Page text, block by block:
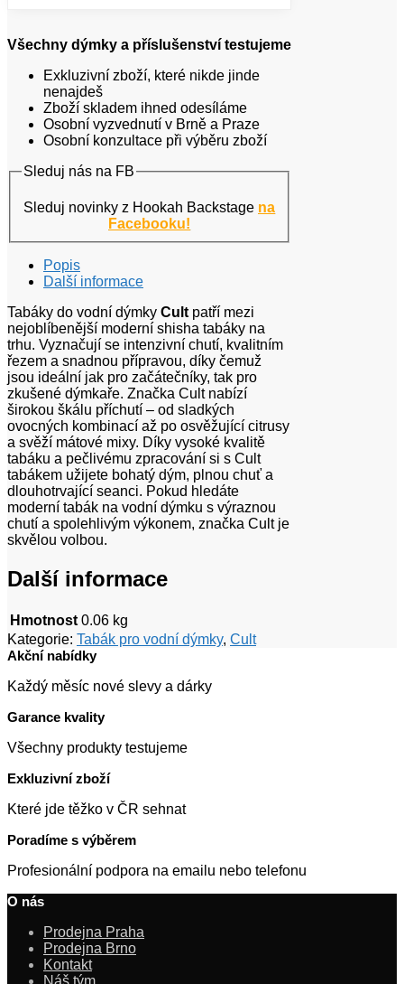
Všechny dýmky a příslušenství testujeme
Exkluzivní zboží, které nikde jinde
nenajdeš
Zboží skladem ihned odesíláme
Osobní vyzvednutí v Brně a Praze
Osobní konzultace při výběru zboží
Sleduj nás na FB
Sleduj novinky z Hookah Backstage na
Facebooku!
Popis
Další informace
Tabáky do vodní dýmky Cult patří mezi
nejoblíbenější moderní shisha tabáky na
trhu. Vyznačují se intenzivní chutí, kvalitním
řezem a snadnou přípravou, díky čemuž
jsou ideální jak pro začátečníky, tak pro
zkušené dýmkaře. Značka Cult nabízí
širokou škálu příchutí – od sladkých
ovocných kombinací až po osvěžující citrusy
a svěží mátové mixy. Díky vysoké kvalitě
tabáku a pečlivému zpracování si s Cult
tabákem užijete bohatý dým, plnou chuť a
dlouhotrvající seanci. Pokud hledáte
moderní tabák na vodní dýmku s výraznou
chutí a spolehlivým výkonem, značka Cult je
skvělou volbou.
Další informace
Hmotnost 0.06 kg
Kategorie: Tabák pro vodní dýmky, Cult
Akční nabídky
Každý měsíc nové slevy a dárky
Garance kvality
Všechny produkty testujeme
Exkluzivní zboží
Které jde těžko v ČR sehnat
Poradíme s výběrem
Profesionální podpora na emailu nebo telefonu
O nás
Prodejna Praha
Prodejna Brno
Kontakt
Náš tým